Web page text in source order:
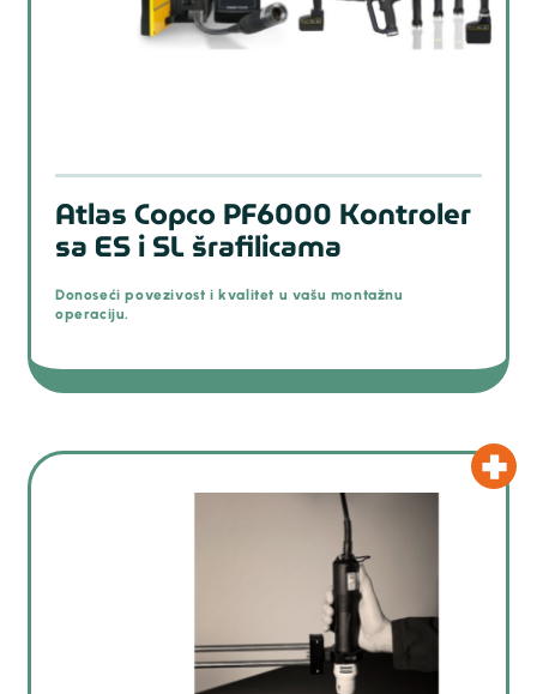
Atlas Copco PF6000 Kontroler
sa ES i SL šrafilicama
Donoseći povezivost i kvalitet u vašu montažnu
operaciju.